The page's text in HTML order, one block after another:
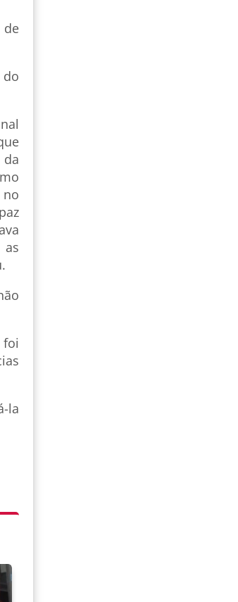
de
as
la